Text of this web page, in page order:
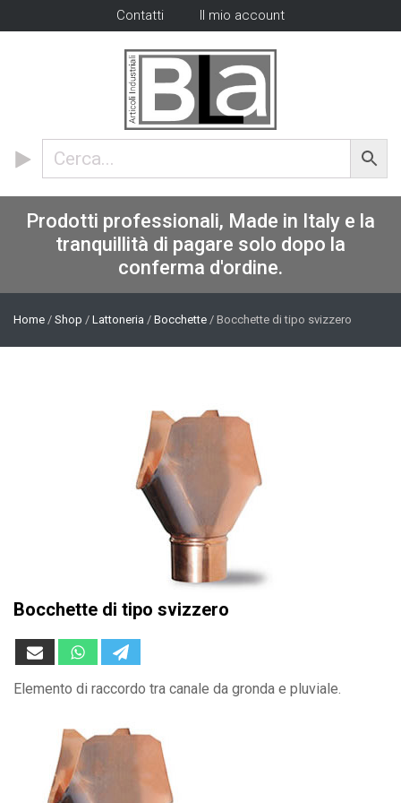
Contatti Il mio account
Prodotti professionali, Made in Italy e la
tranquillità di pagare solo dopo la
conferma d'ordine.
Home / Shop / Lattoneria / Bocchette / Bocchette di tipo svizzero
Bocchette di tipo svizzero
Elemento di raccordo tra canale da gronda e pluviale.